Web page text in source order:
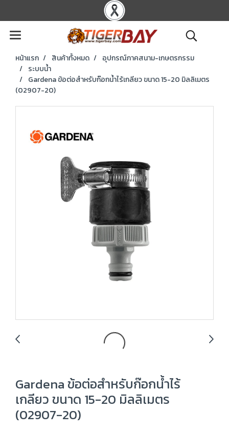
หน้าแรก สินค้าทั้งหมด
อุปกรณ์ภาคสนาม-เกษตรกรรม
ระบบน้ำ
Gardena ข้อต่อสำหรับก๊อกน้ำไร้เกลียว ขนาด 15-20 มิลลิเมตร
(02907-20)
Gardena ข้อต่อสำหรับก๊อกน้ำไร้
เกลียว ขนาด 15-20 มิลลิเมตร
(02907-20)